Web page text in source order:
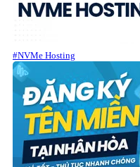
#NVMe Hosting